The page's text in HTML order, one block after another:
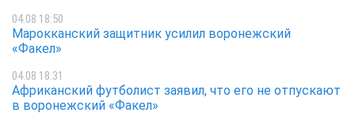
04.08 18:50
Марокканский защитник усилил воронежский
«Факел»
04.08 18:31
Африканский футболист заявил, что его не отпускают
в воронежский «Факел»